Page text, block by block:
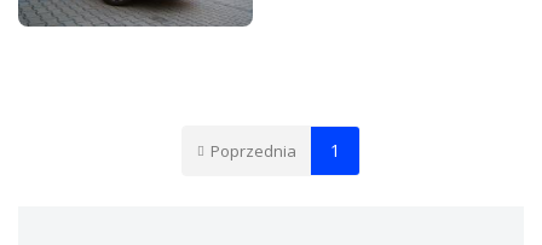
Poprzednia 1